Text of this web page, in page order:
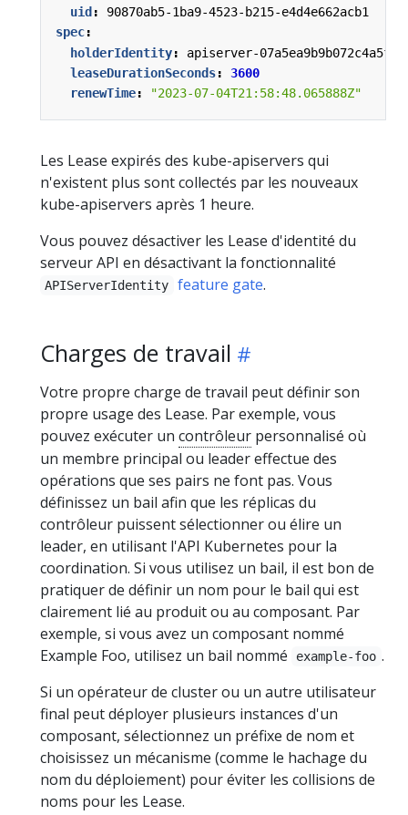
uid :
90870ab5-1ba9-4523-b215-e4d4e662acb1
spec:
holderIdentity:
apiserver-
leaseDurationSeconds:
3600
renewTime: "2023-07-04T21:58:48.065888Z"
Les Lease expirés des kube-apiservers qui
n'existent plus sont collectés par les nouveaux
kube-apiservers après 1 heure.
Vous pouvez désactiver les Lease d'identité du
serveur API en désactivant la fonctionnalité
APIServerIdentity feature gate.
Charges de travail
Votre propre charge de travail peut définir son
propre usage des Lease. Par exemple, vous
pouvez exécuter un contrôleur personnalisé où
un membre principal ou leader effectue des
opérations que ses pairs ne font pas. Vous
définissez un bail afin que les réplicas du
contrôleur puissent sélectionner ou élire un
leader, en utilisant l'API Kubernetes pour la
coordination. Si vous utilisez un bail, il est bon de
pratiquer de définir un nom pour le bail qui est
clairement lié au produit ou au composant. Par
exemple, si vous avez un composant nommé
Example Foo, utilisez un bail nommé
example-foo .
Si un opérateur de cluster ou un autre utilisateur
final peut déployer plusieurs instances d'un
composant, sélectionnez un préfixe de nom et
choisissez un mécanisme (comme le hachage du
nom du déploiement) pour éviter les collisions de
noms pour les Lease.